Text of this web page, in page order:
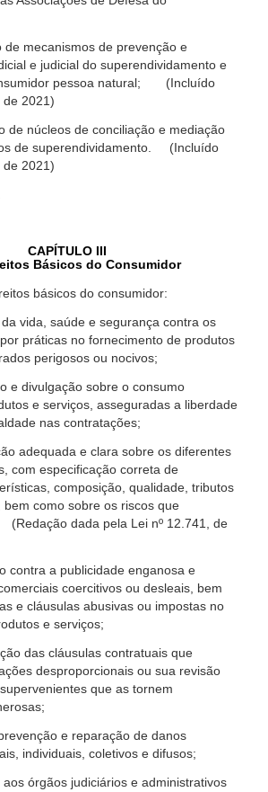
de mecanismos de prevenção e
e judicial do superendividamento e
pessoa natural; (Incluído
de 2021)
de núcleos de conciliação e mediação
de superendividamento. (Incluído
de 2021)
CAPÍTULO III
Básicos do Consumidor
básicos do consumidor:
vida, saúde e segurança contra os
práticas no fornecimento de produtos
perigosos ou nocivos;
e divulgação sobre o consumo
e serviços, asseguradas a liberdade
nas contratações;
adequada e clara sobre os diferentes
com especificação correta de
composição, qualidade, tributos
bem como sobre os riscos que
dada pela Lei nº 12.741, de
contra a publicidade enganosa e
coercitivos ou desleais, bem
e cláusulas abusivas ou impostas no
e serviços;
das cláusulas contratuais que
desproporcionais ou sua revisão
que as tornem
e reparação de danos
individuais, coletivos e difusos;
aos órgãos judiciários e administrativos